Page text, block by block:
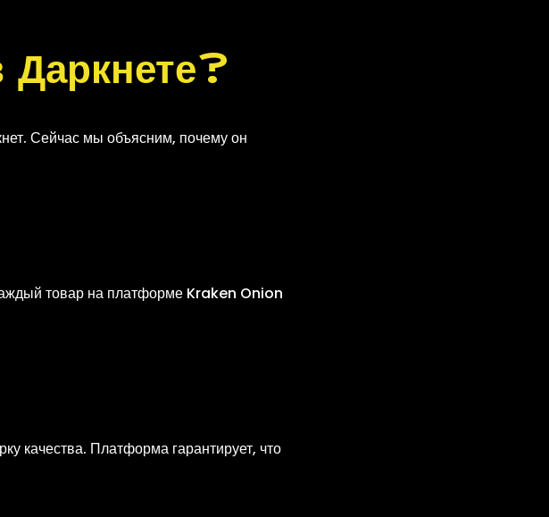
?
Сейчас мы объясним, почему он
товар на платформе Kraken Onion
качества. Платформа гарантирует, что